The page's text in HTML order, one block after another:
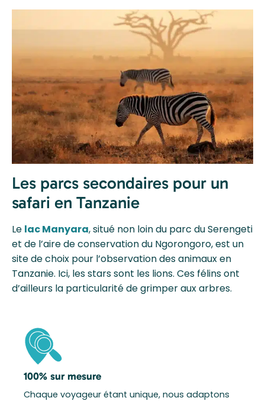
Les parcs secondaires pour un
safari en Tanzanie
Le lac Manyara, situé non loin du parc du Serengeti
et de l’aire de conservation du Ngorongoro, est un
site de choix pour l’observation des animaux en
Tanzanie. Ici, les stars sont les lions. Ces félins ont
d’ailleurs la particularité de grimper aux arbres.
100% sur mesure
Chaque voyageur étant unique, nous adaptons